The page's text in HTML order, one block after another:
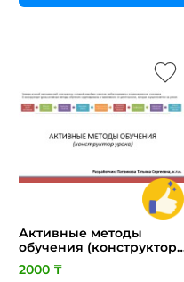
Активные методы
обучения (конструктор
урока)
2000 ₸